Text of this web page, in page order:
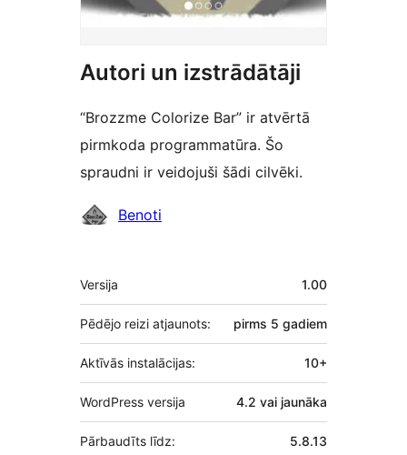
Autori un izstrādātāji
“Brozzme Colorize Bar” ir atvērtā
pirmkoda programmatūra. Šo
spraudni ir veidojuši šādi cilvēki.
Līdzdalībnieki
Benoti
Meta
Versija 1.00
Pēdējo reizi atjaunots: pirms 5 gadiem
Aktīvās instalācijas: 10+
WordPress versija 4.2 vai jaunāka
Pārbaudīts līdz: 5.8.13